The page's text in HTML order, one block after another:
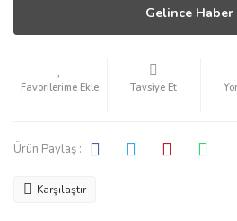
Gelince Haber
Tavsiye Et
Ürün Paylaş :
Karşılaştır